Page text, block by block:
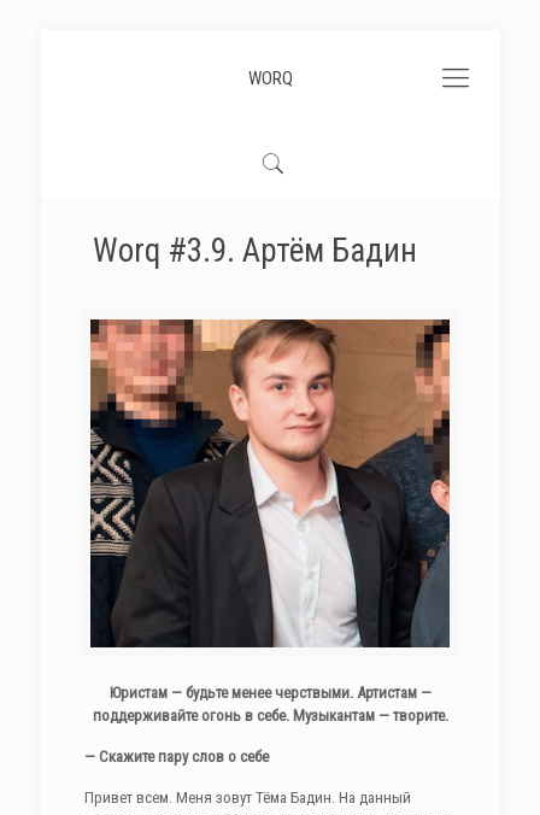
WORQ
Worq #3.9. Артём Бадин
Юристам — будьте менее черствыми. Артистам —
поддерживайте огонь в себе. Музыкантам — творите.
— Скажите пару слов о себе
Привет всем. Меня зовут Тёма Бадин. На данный